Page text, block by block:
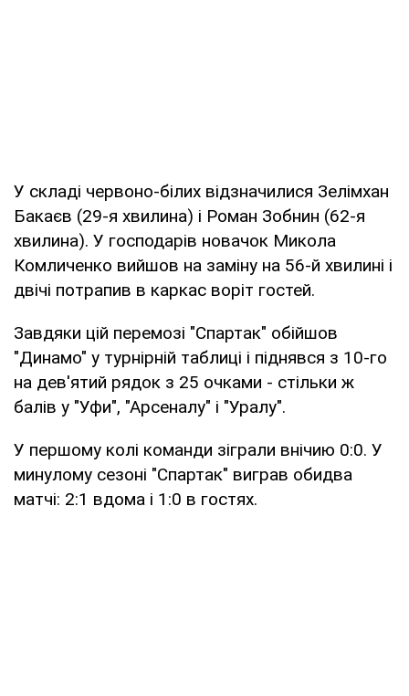
У складі червоно-білих відзначилися Зелімхан
Бакаєв (29-я хвилина) і Роман Зобнин (62-я
хвилина). У господарів новачок Микола
Комличенко вийшов на заміну на 56-й хвилині і
двічі потрапив в каркас воріт гостей.
Завдяки цій перемозі "Спартак" обійшов
"Динамо" у турнірній таблиці і піднявся з 10-го
на дев'ятий рядок з 25 очками - стільки ж
балів у "Уфи", "Арсеналу" і "Уралу".
У першому колі команди зіграли внічию 0:0. У
минулому сезоні "Спартак" виграв обидва
матчі: 2:1 вдома і 1:0 в гостях.